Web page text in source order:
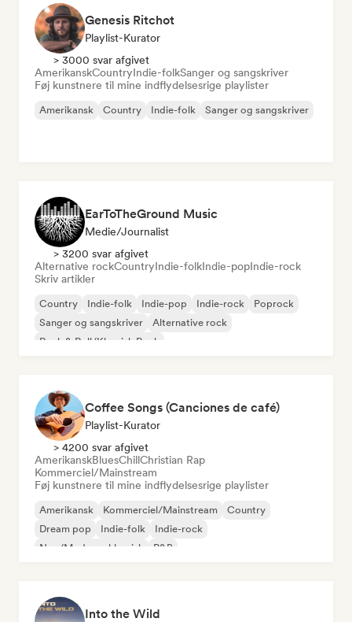
Genesis Ritchot
Playlist-Kurator
> 3000 svar afgivet
AmerikanskCountryIndie-folkSanger og sangskriver
Føj kunstnere til mine indflydelsesrige playlister
Amerikansk Country Indie-folk Sanger og sangskriver
EarToTheGround Music
Medie/journalist
> 3200 svar afgivet
Alternative rockCountryIndie-folkIndie-popIndie-rock
Skriv artikler
Country Indie-folk Indie-pop Indie-rock
Poprock
Sanger og sangskriver
Alternative rock
Rock & Roll/Klassisk Rock
Coffee Songs (Canciones de café)
Playlist-Kurator
> 4200 svar afgivet
AmerikanskBluesChillChristian Rap
Kommerciel/Mainstream
Føj kunstnere til mine indflydelsesrige playlister
Amerikansk Kommerciel/Mainstream
Country
Dream pop
Indie-folk
Indie-rock
Neo/Moderne klassisk
R&B
Into the Wild